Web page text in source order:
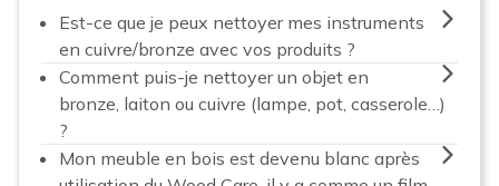
Est-ce que je peux nettoyer mes instruments
en cuivre/bronze avec vos produits ?
Comment puis-je nettoyer un objet en
bronze, laiton ou cuivre (lampe, pot, casserole…)
?
Mon meuble en bois est devenu blanc après